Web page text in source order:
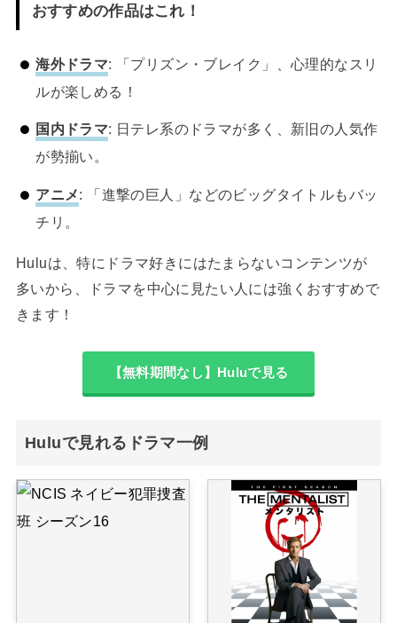
おすすめの作品はこれ！
海外ドラマ: 「プリズン・ブレイク」、心理的なスリ
ルが楽しめる！
国内ドラマ: 日テレ系のドラマが多く、新旧の人気作
が勢揃い。
アニメ: 「進撃の巨人」などのビッグタイトルもバッ
チリ。
Huluは、特にドラマ好きにはたまらないコンテンツが
多いから、ドラマを中心に見たい人には強くおすすめで
きます！
【無料期間なし】Huluで見る
Huluで見れるドラマ一例